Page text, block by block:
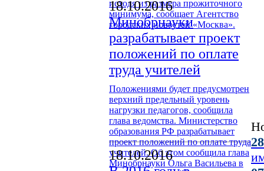
исходя из размера прожиточного
минимума, сообщает Агентство
городских новостей «Москва».
18.10.2016
Минобрнауки
разрабатывает проект
положений по оплате
труда учителей
Положениями будет предусмотрен
верхний предельный уровень
нагрузки педагогов, сообщила
глава ведомства. Министерство
образования РФ разрабатывает
проект положений по оплате труда
учителей. Об этом сообщила глава
Минобрнауки Ольга Васильева в
18.10.2016